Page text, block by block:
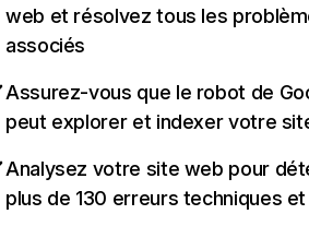
web et résolvez tous les
associés
Assurez-vous que le robot de
peut explorer et indexer votre
Analysez votre site web pour
plus de 130 erreurs techniques et